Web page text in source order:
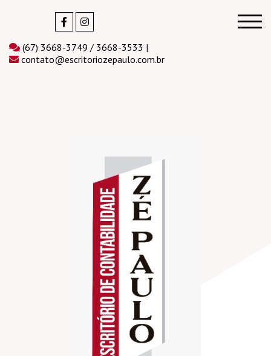
(67) 3668-3749 / 3668-3533 |
contato@escritoriozepaulo.com.br